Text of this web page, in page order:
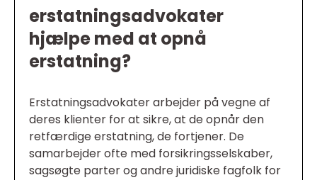
erstatningsadvokater
hjælpe med at opnå
erstatning?
Erstatningsadvokater arbejder på vegne af
deres klienter for at sikre, at de opnår den
retfærdige erstatning, de fortjener. De
samarbejder ofte med forsikringsselskaber,
sagsøgte parter og andre juridiske fagfolk for